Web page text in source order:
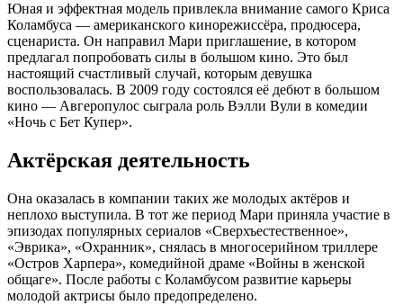
Юная и эффектная модель привлекла внимание самого Криса
Коламбуса — американского кинорежиссёра, продюсера,
сценариста. Он направил Мари приглашение, в котором
предлагал попробовать силы в большом кино. Это был
настоящий счастливый случай, которым девушка
воспользовалась. В 2009 году состоялся её дебют в большом
кино — Авгеропулос сыграла роль Вэлли Вули в комедии
«Ночь с Бет Купер».
Актёрская деятельность
Она оказалась в компании таких же молодых актёров и
неплохо выступила. В тот же период Мари приняла участие в
эпизодах популярных сериалов «Сверхъестественное»,
«Эврика», «Охранник», снялась в многосерийном триллере
«Остров Харпера», комедийной драме «Войны в женской
общаге». После работы с Коламбусом развитие карьеры
молодой актрисы было предопределено.